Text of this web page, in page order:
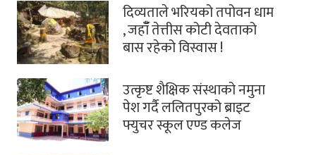
दिव्यताले भरियको तपोवन धाम
, जहाँँ तेत्तीस कोटी देवताको
बास रहेको विस्वास !
उत्कृष्ट शैक्षिक संस्थाको नमुना
पेश गर्दै ललितपुरको ब्राइट
फ्युचर स्कूल एण्ड कलेज